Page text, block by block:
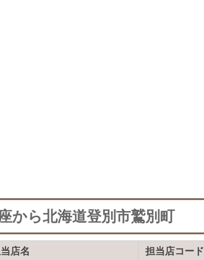
から北海道登別市鷲別町
店名 担当店コード